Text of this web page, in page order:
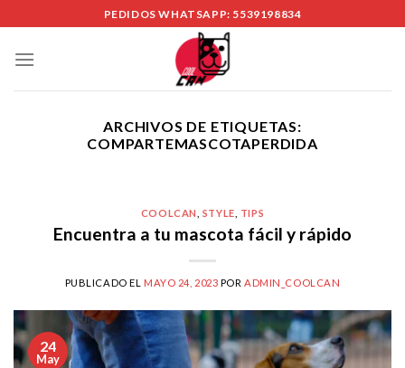
to
content
PEDIDOS WHATSAPP: 5539198834
ARCHIVOS DE ETIQUETAS:
COMPARTEMASCOTAPERDIDA
COOLCAN STYLE TIPS
Encuentra a tu mascota fácil y rápido
PUBLICADO EL MAYO 24, 2023 POR ADMIN_COOLCAN
24
May